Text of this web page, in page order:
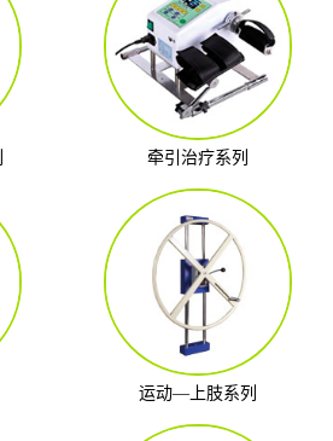
牵引治疗系列
运动—上肢系列